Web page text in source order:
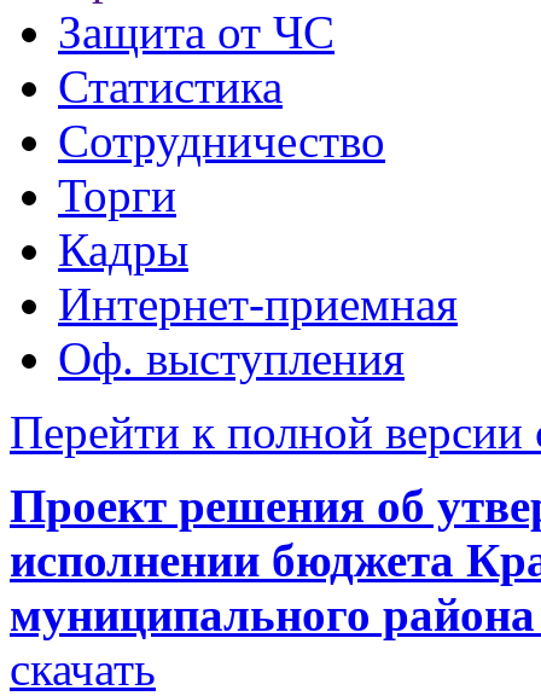
Защита от ЧС
Статистика
Сотрудничество
Торги
Кадры
Интернет-приемная
Оф. выступления
Перейти к полной версии
Проект решения об
исполнении бюджета
муниципального района
скачать